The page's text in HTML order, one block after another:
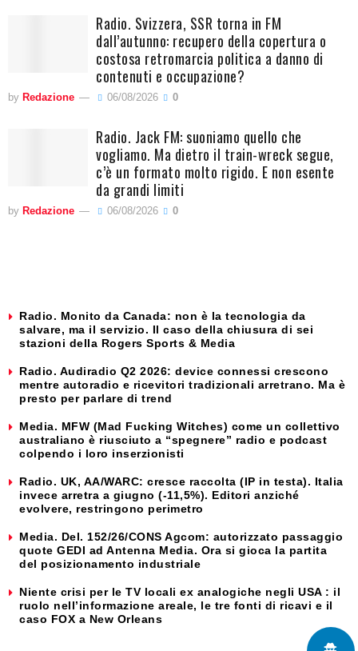
Radio. Svizzera, SSR torna in FM
dall’autunno: recupero della copertura o
costosa retromarcia politica a danno di
contenuti e occupazione?
by Redazione 06/08/2026 0
Radio. Jack FM: suoniamo quello che
vogliamo. Ma dietro il train-wreck segue,
c’è un formato molto rigido. E non esente
da grandi limiti
by Redazione 06/08/2026 0
Radio. Monito da Canada: non è la tecnologia da
salvare, ma il servizio. Il caso della chiusura di sei
stazioni della Rogers Sports & Media
Radio. Audiradio Q2 2026: device connessi crescono
mentre autoradio e ricevitori tradizionali arretrano. Ma è
presto per parlare di trend
Media. MFW (Mad Fucking Witches) come un collettivo
australiano è riusciuto a “spegnere” radio e podcast
colpendo i loro inserzionisti
Radio. UK, AA/WARC: cresce raccolta (IP in testa). Italia
invece arretra a giugno (-11,5%). Editori anziché
evolvere, restringono perimetro
Media. Del. 152/26/CONS Agcom: autorizzato passaggio
quote GEDI ad Antenna Media. Ora si gioca la partita
del posizionamento industriale
Niente crisi per le TV locali ex analogiche negli USA : il
ruolo nell’informazione areale, le tre fonti di ricavi e il
caso FOX a New Orleans